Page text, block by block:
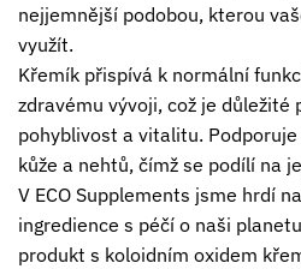
nejjemnější podobou, kterou
využít.
Křemík přispívá k normální
zdravému vývoji, což je důležité
pohyblivost a vitalitu.
kůže a nehtů, čímž se podílí na
V ECO Supplements jsme hrdí
ingredience s péčí o naši
produkt s koloidním oxidem